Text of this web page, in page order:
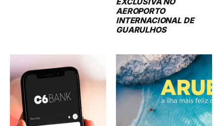
AEROPORTO
INTERNACIONAL DE
GUARULHOS